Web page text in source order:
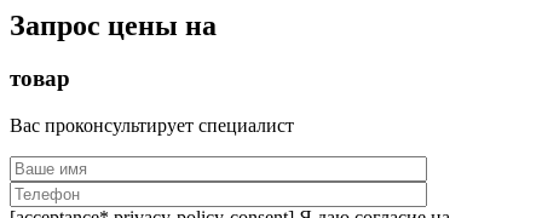
Запрос цены на
товар
Вас проконсультирует специалист